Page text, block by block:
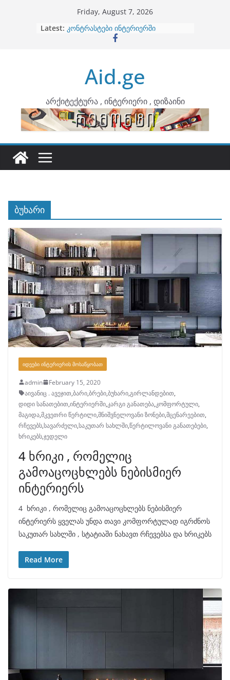
Friday, August 7, 2026
Latest: ბინების გაერთიანება
კონტრასტები ინტერიერში
ინტერიერის დიზიანი
არტემიდი წარმოგიდგენთ
Aid.ge
არქიტექტურა , ინტერიერი , დიზაინი
ბუხარი
ᲘᲓᲔᲔᲑᲘ ᲘᲜᲢᲔᲠᲘᲔᲠᲘᲡ ᲛᲝᲡᲐᲬᲧᲝᲑᲐᲗ
admin
February 15, 2020
აივანიც . ავეჯით,ბარი,ბრები,ბუხარი,გირლანდებით,
დიდი სანათებით,ინტერიერში,კარგი განათება,კომფორტული,
მაგიდა,მკვეთრი წერტილი,მნიშვნელოვანი ზონები,მცენარეებით,
რჩევებს,სავარძელი,საკუთარ სახლში,წერტილოვანი განათებები,
ხრიკებს,ჯედელი
4 ხრიკი , რომელიც
გამოაცოცხლებს ნებისმიერ
ინტერიერს
4 ხრიკი , რომელიც გამოაცოცხლებს ნებისმიერ
ინტერიერს ყველას უნდა თავი კომფორტულად იგრძნოს
საკუთარ სახლში , სტატიაში ნახავთ რჩევებსა და ხრიკებს
Read More